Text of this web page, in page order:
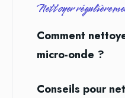
Nettoyer
Comment
micro-onde ?
Conseils pour